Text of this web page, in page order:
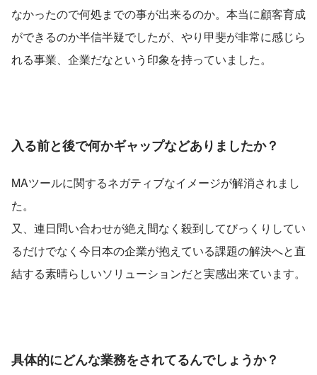
なかったので何処までの事が出来るのか。本当に顧客育成
ができるのか半信半疑でしたが、やり甲斐が非常に感じら
れる事業、企業だなという印象を持っていました。
入る前と後で何かギャップなどありましたか？
MAツールに関するネガティブなイメージが解消されまし
た。
又、連日問い合わせが絶え間なく殺到してびっくりしてい
るだけでなく今日本の企業が抱えている課題の解決へと直
結する素晴らしいソリューションだと実感出来ています。
具体的にどんな業務をされてるんでしょうか？